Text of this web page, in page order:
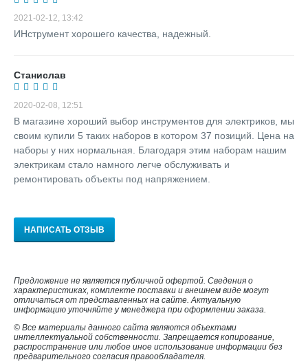
2021-02-12, 13:42
ИНструмент хорошего качества, надежный.
Станислав
2020-02-08, 12:51
В магазине хороший выбор инструментов для электриков, мы
своим купили 5 таких наборов в котором 37 позиций. Цена на
наборы у них нормальная. Благодаря этим наборам нашим
электрикам стало намного легче обслуживать и
ремонтировать объекты под напряжением.
НАПИСАТЬ ОТЗЫВ
Предложение не является публичной офертой. Сведения о
характеристиках, комплекте поставки и внешнем виде могут
отличаться от представленных на сайте. Актуальную
информацию уточняйте у менеджера при оформлении заказа.
© Все материалы данного сайта являются объектами
интеллектуальной собственности. Запрещается копирование,
распространение или любое иное использование информации без
предварительного согласия правообладателя.